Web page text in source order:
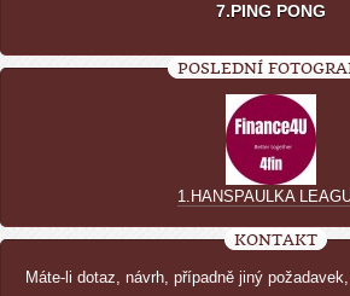
7.PING PONG
POSLEDNÍ
1.HANSPAULKA
KONTAKT
Máte-li dotaz, návrh, případně jiný